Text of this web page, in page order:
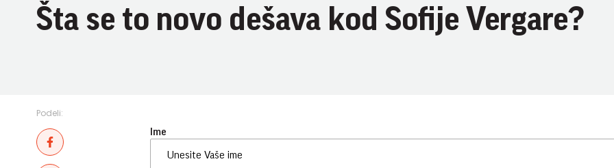
Šta se to novo dešava kod Sofije Vergare?
Podeli:
Ime